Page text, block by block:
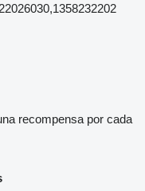
recompensa por cada